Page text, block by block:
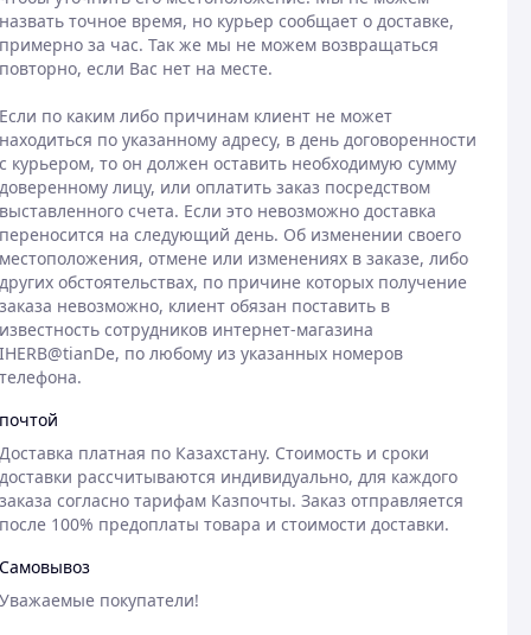
назвать точное время, но курьер сообщает о доставке,
примерно за час. Так же мы не можем возвращаться
повторно, если Вас нет на месте.
Если по каким либо причинам клиент не может
находиться по указанному адресу, в день договоренности
с курьером, то он должен оставить необходимую сумму
доверенному лицу, или оплатить заказ посредством
выставленного счета. Если это невозможно доставка
переносится на следующий день. Об изменении своего
местоположения, отмене или изменениях в заказе, либо
других обстоятельствах, по причине которых получение
заказа невозможно, клиент обязан поставить в
известность сотрудников интернет-магазина
IHERB@tianDe, по любому из указанных номеров
телефона.
почтой
Доставка платная по Казахстану. Стоимость и сроки
доставки рассчитываются индивидуально, для каждого
заказа согласно тарифам Казпочты. Заказ отправляется
после 100% предоплаты товара и стоимости доставки.
Самовывоз
Уважаемые покупатели!